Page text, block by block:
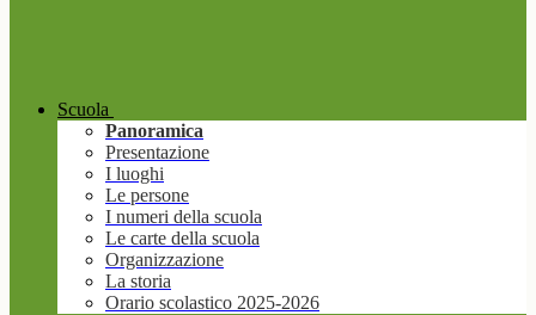
Scuola
Panoramica
Presentazione
I luoghi
Le persone
I numeri della scuola
Le carte della scuola
Organizzazione
La storia
Orario scolastico 2025-2026